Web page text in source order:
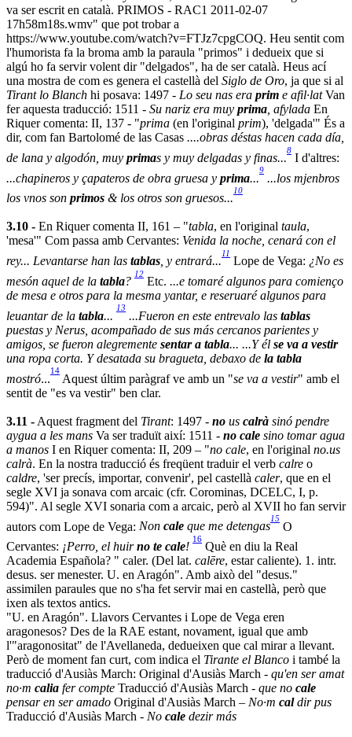
va ser escrit en català. PRIMOS - RAC1 2011-02-07
17h58m18s.wmv" que pot trobar a
https://www.youtube.com/watch?v=FTJz7cpgCOQ. Heu sentit com
l'humorista fa la broma amb la paraula "primos" i dedueix que si
algú ho fa servir volent dir "delgados", ha de ser català. Heus ací
una mostra de com es genera el castellà del Siglo de Oro, ja que si al
Tirant lo Blanch hi posava: 1497 - Lo seu nas era prim e afil·latVan
fer aquesta traducció: 1511 - Su nariz era muy prima , afylada En
Riquer comenta: II, 137 - "prima (en l'original prim), 'delgada'" És a
dir, com fan Bartolomé de las Casas ....obras déstas hacen cada día,
de lana y algodón, muy primas y muy delgadas y finas...
8
I d'altres:
...chapineros y çapateros de obra gruesa y prima...
9
...los mjenbros
los vnos son primos & los otros son gruesos...
10
3.10 - En Riquer comenta II, 161 – "tabla, en l'original taula,
'mesa'" Com passa amb Cervantes: Venida la noche, cenará con el
rey... Levantarse han las tablas , y entrará...
11
Lope de Vega: ¿No es
mesón aquel de la tabla?
12
Etc. ...e tomaré algunos para comienço
de mesa e otros para la mesma yantar, e reseruaré algunos para
leuantar de la tabla...
13
...Fueron en este entrevalo las tablas
puestas y Nerus, acompañado de sus más cercanos parientes y
amigos, se fueron alegremente sentar a tabla... ...Y él se va a vestir
una ropa corta. Y desatada su bragueta, debaxo de la tabla
mostró...
14
Aquest últim paràgraf ve amb un "se va a vestir" amb el
sentit de "es va vestir" ben clar.
3.11 - Aquest fragment del Tirant: 1497 - no us calrà sinó pendre
aygua a les mans Va ser traduït així: 1511 - no cale sino tomar agua
a manos I en Riquer comenta: II, 209 – "no cale, en l'original no.us
calrà. En la nostra traducció és freqüent traduir el verb calre o
caldre, 'ser precís, importar, convenir', pel castellà caler, que en el
segle XVI ja sonava com arcaic (cfr. Corominas, DCELC, I, p.
594)". Al segle XVI sonaria com a arcaic, però al XVII ho fan servir
autors com Lope de Vega: Non cale que me detengas
15
O
Cervantes: ¡Perro, el huirno te cale!
16
Què en diu la Real
Academia Española? " caler. (Del lat. calēre, estar caliente). 1. intr.
desus. ser menester. U. en Aragón". Amb això del "desus."
assimilen paraules que no s'ha fet servir mai en castellà, però que
ixen als textos antics.
"U. en Aragón". Llavors Cervantes i Lope de Vega eren
aragonesos? Des de la RAE estant, novament, igual que amb
l'"aragonositat" de l'Avellaneda, dedueixen que cal mirar a llevant.
Però de moment fan curt, com indica el Tirante el Blanco i també la
traducció d'Ausiàs March: Original d'Ausiàs March - qu'en ser amat
no·m calia fer compte Traducció d'Ausiàs March - que no cale
pensar en ser amado Original d'Ausiàs March – No·m caldir pus
Traducció d'Ausiàs March - No cale dezir más